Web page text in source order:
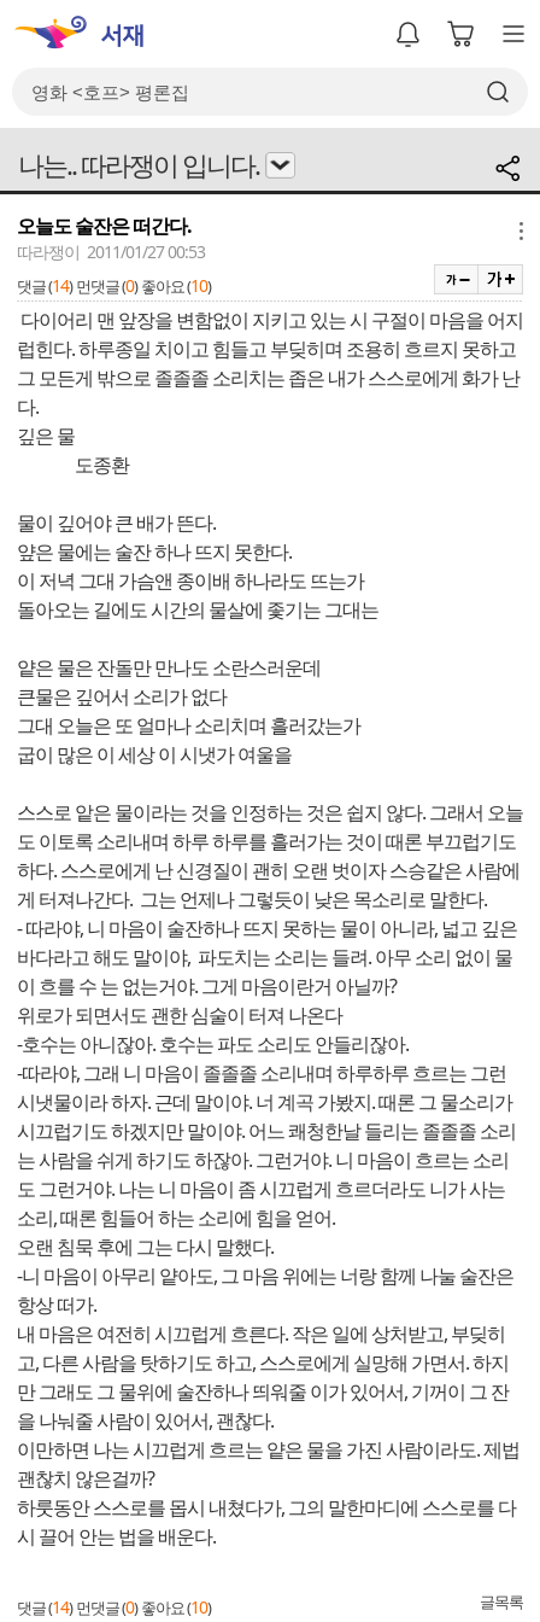
나는.. 따라쟁이 입니다.
오늘도 술잔은 떠간다.
따라쟁이 2011/01/27 00:53
댓글 (14) 먼댓글 (0) 좋아요 (10)
다이어리 맨 앞장을 변함없이 지키고 있는 시 구절이 마음을 어지
럽힌다. 하루종일 치이고 힘들고 부딪히며 조용히 흐르지 못하고
그 모든게 밖으로 졸졸졸 소리치는 좁은 내가 스스로에게 화가 난
다.
깊은 물
도종환
물이 깊어야 큰 배가 뜬다.
얖은 물에는 술잔 하나 뜨지 못한다.
이 저녁 그대 가슴앤 종이배 하나라도 뜨는가
돌아오는 길에도 시간의 물살에 좇기는 그대는
얕은 물은 잔돌만 만나도 소란스러운데
큰물은 깊어서 소리가 없다
그대 오늘은 또 얼마나 소리치며 흘러갔는가
굽이 많은 이 세상 이 시냇가 여울을
스스로 앝은 물이라는 것을 인정하는 것은 쉽지 않다. 그래서 오늘
도 이토록 소리내며 하루 하루를 흘러가는 것이 때론 부끄럽기도
하다. 스스로에게 난 신경질이 괜히 오랜 벗이자 스승같은 사람에
게 터져나간다. 그는 언제나 그렇듯이 낮은 목소리로 말한다.
- 따라야, 니 마음이 술잔하나 뜨지 못하는 물이 아니라, 넓고 깊은
바다라고 해도 말이야, 파도치는 소리는 들려. 아무 소리 없이 물
이 흐를 수 는 없는거야. 그게 마음이란거 아닐까?
위로가 되면서도 괜한 심술이 터져 나온다
-호수는 아니잖아. 호수는 파도 소리도 안들리잖아.
-따라야, 그래 니 마음이 졸졸졸 소리내며 하루하루 흐르는 그런
시냇물이라 하자. 근데 말이야. 너 계곡 가봤지. 때론 그 물소리가
시끄럽기도 하겠지만 말이야. 어느 쾌청한날 들리는 졸졸졸 소리
는 사람을 쉬게 하기도 하잖아. 그런거야. 니 마음이 흐르는 소리
도 그런거야. 나는 니 마음이 좀 시끄럽게 흐르더라도 니가 사는
소리, 때론 힘들어 하는 소리에 힘을 얻어.
오랜 침묵 후에 그는 다시 말했다.
-니 마음이 아무리 얕아도, 그 마음 위에는 너랑 함께 나눌 술잔은
항상 떠가.
내 마음은 여전히 시끄럽게 흐른다. 작은 일에 상처받고, 부딪히
고, 다른 사람을 탓하기도 하고, 스스로에게 실망해 가면서. 하지
만 그래도 그 물위에 술잔하나 띄워줄 이가 있어서, 기꺼이 그 잔
을 나눠줄 사람이 있어서, 괜찮다.
이만하면 나는 시끄럽게 흐르는 얕은 물을 가진 사람이라도. 제법
괜찮치 않은걸까?
하룻동안 스스로를 몹시 내쳤다가, 그의 말한마디에 스스로를 다
시 끌어 안는 법을 배운다.
댓글 (14) 먼댓글 (0) 좋아요 (10) 글목록